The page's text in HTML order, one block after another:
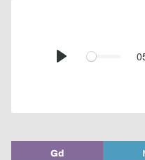
Play
Gd